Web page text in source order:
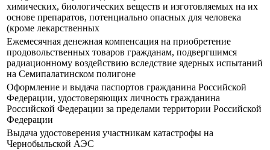
химических, биологических веществ и изготовляемых на их
основе препаратов, потенциально опасных для человека
(кроме лекарственных
Ежемесячная денежная компенсация на приобретение
продовольственных товаров гражданам, подвергшимся
радиационному воздействию вследствие ядерных испытаний
на Семипалатинском полигоне
Оформление и выдача паспортов гражданина Российской
Федерации, удостоверяющих личность гражданина
Российской Федерации за пределами территории Российской
Федерации
Выдача удостоверения участникам катастрофы на
Чернобыльской АЭС